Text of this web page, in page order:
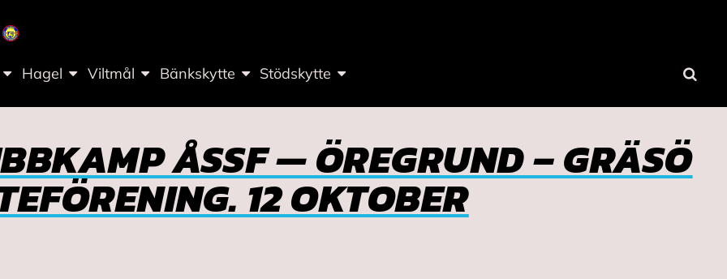
Hagel Viltmål Bänkskytte Stödskytte
ÅSSF — ÖREGRUND – GRÄSÖ
12 OKTOBER